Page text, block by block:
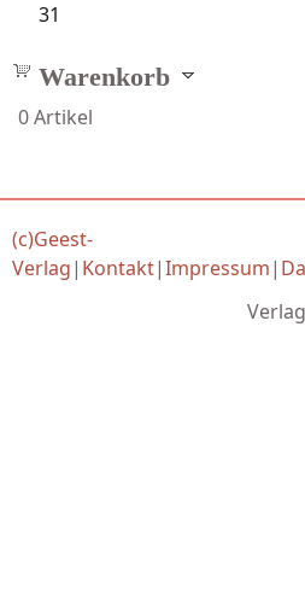
31
Warenkorb
0Artikel
(c)Geest-
Verlag| Kontakt|Impressum|